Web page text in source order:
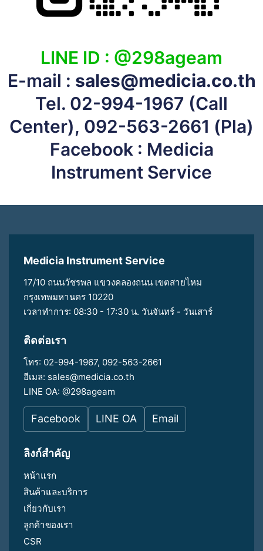
LINE ID : @298ageam
E-mail : sales@medicia.co.th
Tel. 02-994-1967 (Call
Center), 092-563-2661 (Pla)
Facebook : Medicia
Instrument Service
Medicia Instrument Service
17/10 ถนนวัชรพล แขวงคลองถนน เขตสายไหม
กรุงเทพมหานคร 10220
เวลาทำการ: 08:30 - 17:30 น. วันจันทร์ - วันเสาร์
ติดต่อเรา
โทร: 02-994-1967, 092-563-2661
อีเมล: sales@medicia.co.th
LINE OA: @298ageam
Facebook LINE OA Email
ลิงก์สำคัญ
หน้าแรก
สินค้าและบริการ
เกี่ยวกับเรา
ลูกค้าของเรา
CSR